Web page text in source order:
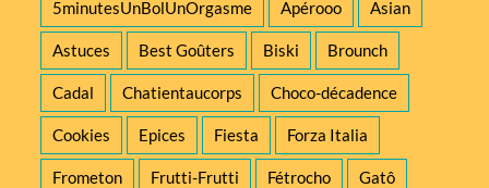
5minutesUnBolUnOrgasme Apérooo Asian
Astuces Best Goûters Biski Brounch
Cadal Chatientaucorps Choco-décadence
Cookies Epices Fiesta Forza Italia
Frometon Frutti-Frutti Fétrocho Gatô